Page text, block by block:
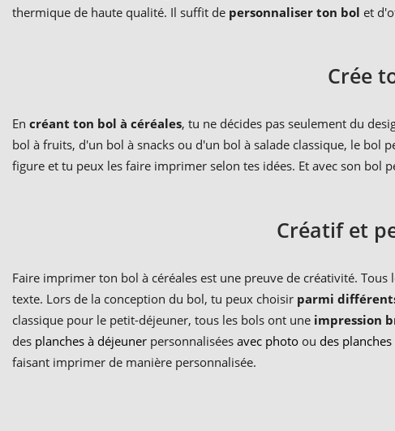
thermique de haute qualité. Il suffit de personnaliser ton bol et
Crée
En créant ton bol à céréales, tu ne décides pas seulement du
bol à fruits, d'un bol à snacks ou d'un bol à salade classique, le bol
figure et tu peux les faire imprimer selon tes idées. Et avec son bol
Créatif et
Faire imprimer ton bol à céréales est une preuve de créativité.
texte. Lors de la conception du bol, tu peux choisir parmi
classique pour le petit-déjeuner, tous les bols ont une impression
des planches à déjeuner personnalisées avec photo ou des
faisant imprimer de manière personnalisée.